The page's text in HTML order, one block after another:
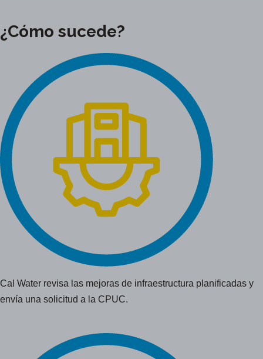
¿Cómo sucede?
Cal Water revisa las mejoras de infraestructura planificadas y
envía una solicitud a la CPUC.